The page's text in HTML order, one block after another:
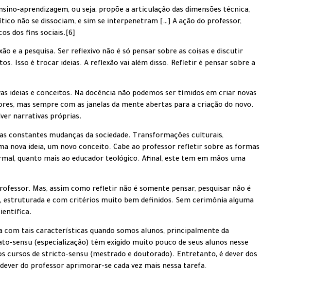
aprendizagem, ou seja, propõe a articulação das dimensões técnica,
não se dissociam, e sim se interpenetram […] A ação do professor,
dos fins sociais.[6]
e a pesquisa. Ser reflexivo não é só pensar sobre as coisas e discutir
Isso é trocar ideias. A reflexão vai além disso. Refletir é pensar sobre a
ideias e conceitos. Na docência não podemos ser tímidos em criar novas
mas sempre com as janelas da mente abertas para a criação do novo.
narrativas próprias.
constantes mudanças da sociedade. Transformações culturais,
nova ideia, um novo conceito. Cabe ao professor refletir sobre as formas
quanto mais ao educador teológico. Afinal, este tem em mãos uma
Mas, assim como refletir não é somente pensar, pesquisar não é
estruturada e com critérios muito bem definidos. Sem cerimônia alguma
com tais características quando somos alunos, principalmente da
sensu (especialização) têm exigido muito pouco de seus alunos nesse
cursos de stricto-sensu (mestrado e doutorado). Entretanto, é dever dos
do professor aprimorar-se cada vez mais nessa tarefa.